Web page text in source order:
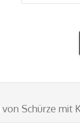
von Schürze mit